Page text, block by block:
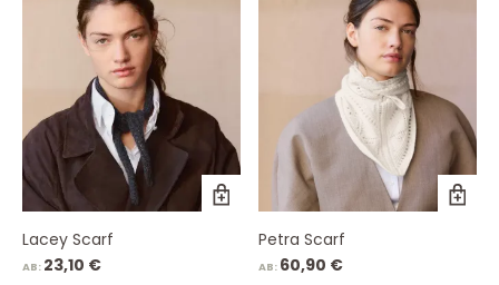
Lacey Scarf
AB: 23,10 €
Petra Scarf
AB: 60,90 €